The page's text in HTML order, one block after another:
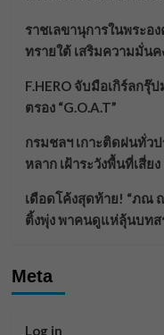
ราชเลขานุการในพระอ
ทรายใต้ เสริมความมั่นค
F.HERO จับมือเกิร์ลกรุ๊
ตรอง “G.O.A.T”
กรมชลฯ เกาะติดฝนทั่ว
หลาก เฝ้าระวังพื้นที่เสี่ยง
เดือดโค้งสุดท้าย! “ภณ
ติ้งพุ่ง พาคนดูแห่ลุ้นบทส
Meta
Log in